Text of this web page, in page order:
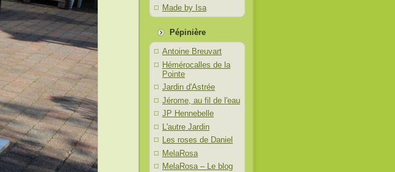
Made by Isa
Pépinière
Antoine Breuvart
Hémérocalles de la
Pointe
Jardin d'Astrée
Jérome, au fil de l'eau
JP Hennebelle
L'autre Jardin
Les roses de Daniel
MelaRosa
MelaRosa – Le blog